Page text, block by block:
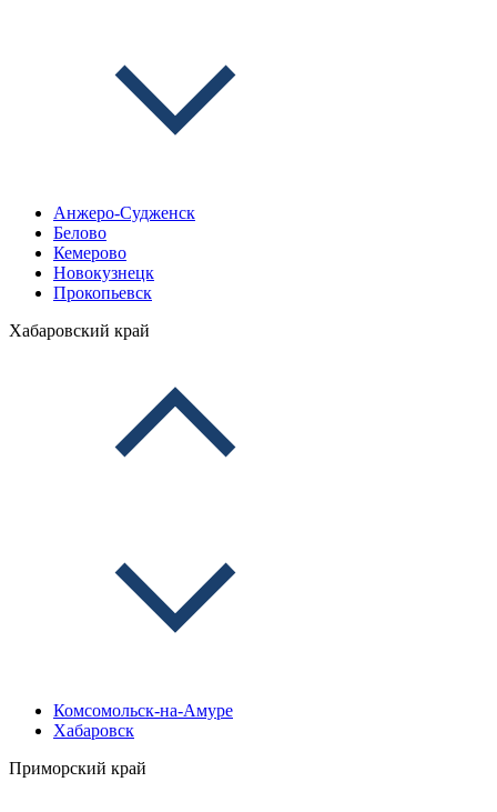
Анжеро-Судженск
Белово
Кемерово
Новокузнецк
Прокопьевск
Хабаровский край
Комсомольск-на-Амуре
Хабаровск
Приморский край